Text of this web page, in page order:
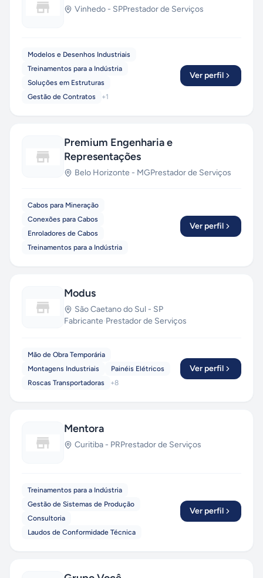
Vinhedo - SPPrestador de Serviços
Modelos e Desenhos Industriais
Treinamentos para a Indústria
Soluções em Estruturas
Gestão de Contratos
+1
Ver perfil
Premium Engenharia e
Representações
Belo Horizonte - MGPrestador de Serviços
Cabos para Mineração
Conexões para Cabos
Enroladores de Cabos
Treinamentos para a Indústria
Ver perfil
Modus
São Caetano do Sul - SP
Fabricante·Prestador de Serviços
Mão de Obra Temporária
Montagens Industriais
Painéis Elétricos
Roscas Transportadoras
+8
Ver perfil
Mentora
Curitiba - PRPrestador de Serviços
Treinamentos para a Indústria
Gestão de Sistemas de Produção
Consultoria
Laudos de Conformidade Técnica
Ver perfil